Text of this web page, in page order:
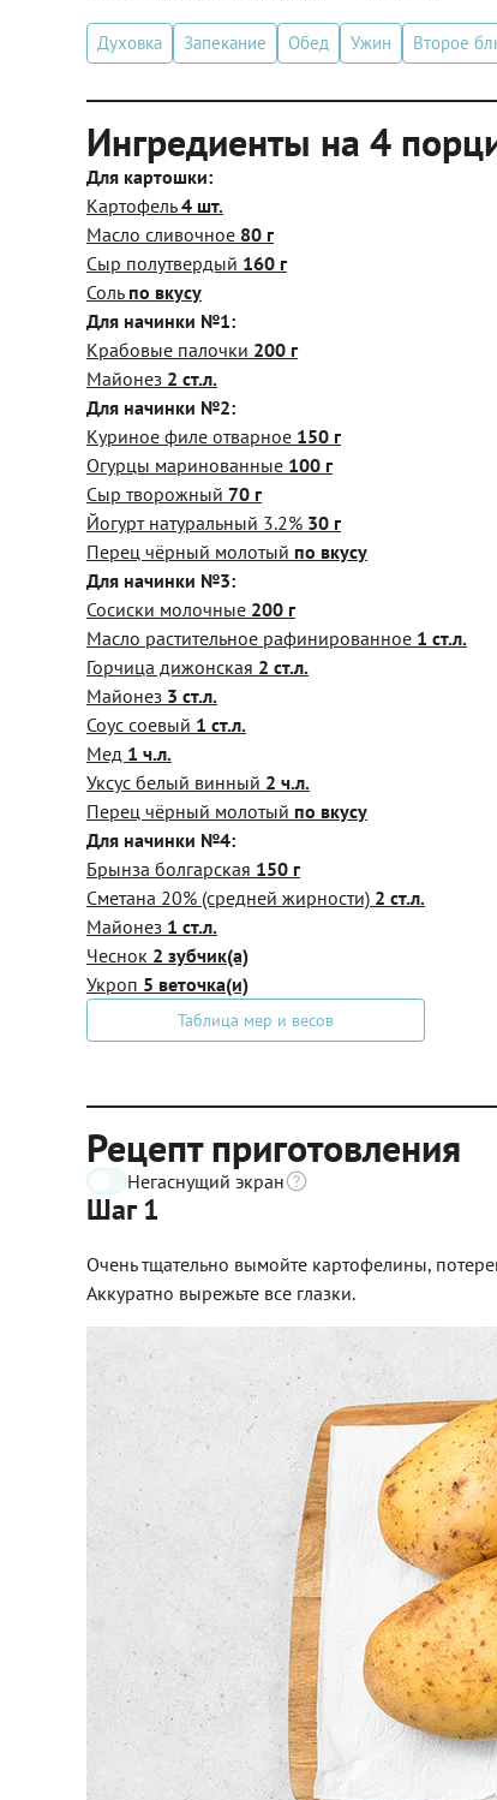
Духовка Запекание Обед Ужин Второе
Ингредиенты на 4
Для картошки:
Картофель4 шт.
Масло сливочное 80 г
Сыр полутвердый 160 г
Соль по вкусу
Для начинки №1:
Крабовые палочки 200 г
Майонез 2 ст.л.
Для начинки №2:
Куриное филе отварное 150 г
Огурцы маринованные 100 г
Сыр творожный 70 г
Йогурт натуральный 3.2% 30 г
Перец чёрный молотый по вкусу
Для начинки №3:
Сосиски молочные 200 г
Масло растительное рафинированное 1 ст.л.
Горчица дижонская 2 ст.л.
Майонез 3 ст.л.
Соус соевый 1 ст.л.
Мед 1 ч.л.
Уксус белый винный 2 ч.л.
Перец чёрный молотый по вкусу
Для начинки №4:
Брынза болгарская 150 г
Сметана 20% (средней жирности) 2 ст.л.
Майонез 1 ст.л.
Чеснок 2 зубчик(а)
Укроп 5 веточка(и)
Таблица мер и весов
Рецепт приготовления
Негаснущий экран
Шаг 1
Очень тщательно вымойте картофелины,
Аккуратно вырежьте все глазки.